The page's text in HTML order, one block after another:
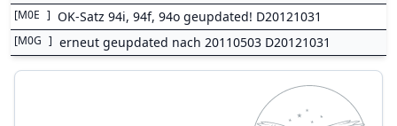
[M0E ] OK-Satz 94i, 94f, 94o geupdated! D20121031
[M0G ] erneut geupdated nach 20110503 D20121031